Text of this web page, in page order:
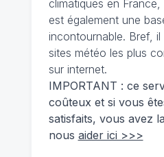
climatiques en
est également une
incontournable. Bref,
sites météo les plus
sur internet.
IMPORTANT : ce
coûteux et si vous
satisfaits, vous avez
nous aider ici >>>